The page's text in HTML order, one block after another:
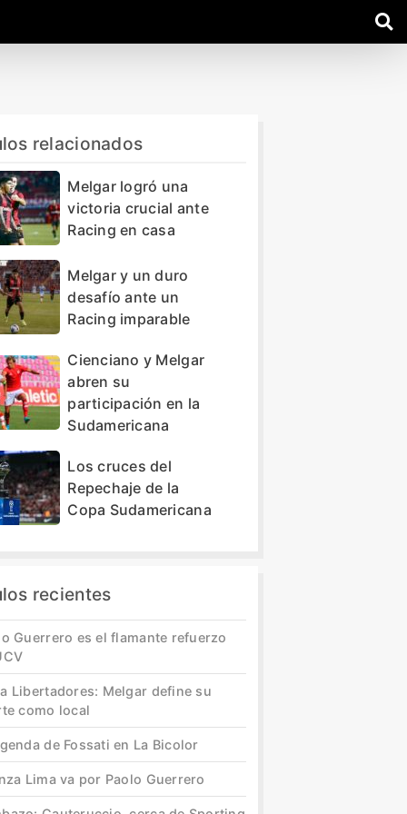
relacionados
Melgar logró una
victoria crucial ante
Racing en casa
Melgar y un duro
desafío ante un
Racing imparable
Cienciano y Melgar
abren su
participación en la
Sudamericana
Los cruces del
Repechaje de la
Copa Sudamericana
recientes
Guerrero es el flamante refuerzo
Libertadores: Melgar define su
como local
de Fossati en La Bicolor
Lima va por Paolo Guerrero